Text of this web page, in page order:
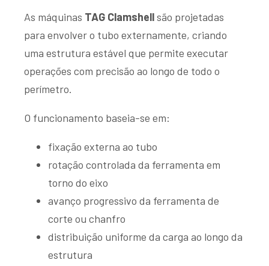
As máquinas TAG Clamshellsão projetadas
para envolver o tubo externamente, criando
uma estrutura estável que permite executar
operações com precisão ao longo de todo o
perímetro.
O funcionamento baseia-se em:
fixação externa ao tubo
rotação controlada da ferramenta em
torno do eixo
avanço progressivo da ferramenta de
corte ou chanfro
distribuição uniforme da carga ao longo da
estrutura